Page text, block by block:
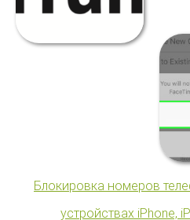
Блокировка номеров
устройствах iPhone,